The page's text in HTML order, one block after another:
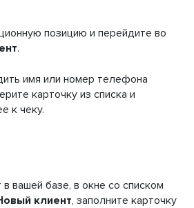
позицию и перейдите во
.
имя или номер телефона
карточку из списка и
к чеку.
вашей базе, в окне со списком
клиент, заполните карточку